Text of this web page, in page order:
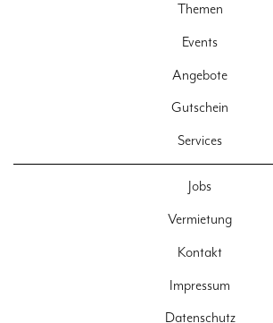
Themen
Events
Angebote
Gutschein
Services
Jobs
Vermietung
Kontakt
Impressum
Datenschutz